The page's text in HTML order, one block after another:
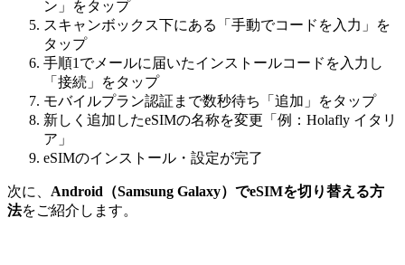
ン」をタップ
スキャンボックス下にある「手動でコードを入力」を
タップ
手順1でメールに届いたインストールコードを入力し
「接続」をタップ
モバイルプラン認証まで数秒待ち「追加」をタップ
新しく追加したeSIMの名称を変更「例：Holafly イタリ
ア」
eSIMのインストール・設定が完了
次に、 Android（Samsung Galaxy）でeSIMを切り替える方
法をご紹介します。